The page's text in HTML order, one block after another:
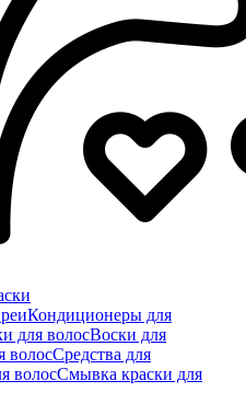
Кондиционеры для
для волосВоски для
волосСредства для
волосСмывка краски для